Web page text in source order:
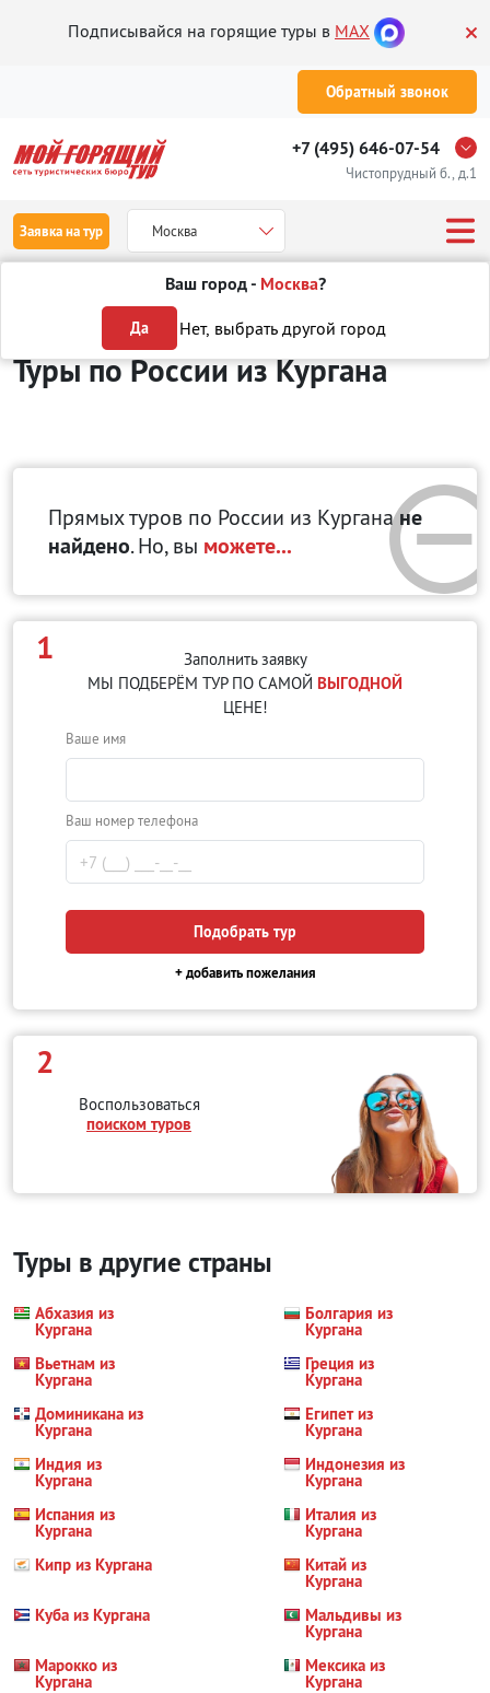
Подписывайся на горящие туры в MAX
Обратный звонок
+7 (495) 646-07-54
Чистопрудный б., д.1
Заявка на тур Москва
Ваш город - Москва?
Да Нет, выбрать другой город
Отдых в России
Туры по Россиииз Кургана
Прямых туров по России из Курганане
найдено. Но, вы можете...
1
Заполнить заявку
МЫ ПОДБЕРЁМ ТУР ПО САМОЙ ВЫГОДНОЙ
ЦЕНЕ!
Ваше имя
Ваш номер телефона
Подобрать тур
+ добавить пожелания
2
Воспользоваться
поиском туров
Туры в другие страны
Абхазия из
Кургана
Болгария из
Кургана
Вьетнам из
Кургана
Греция из
Кургана
Доминикана из
Кургана
Египет из
Кургана
Индия из
Кургана
Индонезия из
Кургана
Испания из
Кургана
Италия из
Кургана
Кипр из Кургана
Китай из
Кургана
Куба из Кургана
Мальдивы из
Кургана
Марокко из
Кургана
Мексика из
Кургана